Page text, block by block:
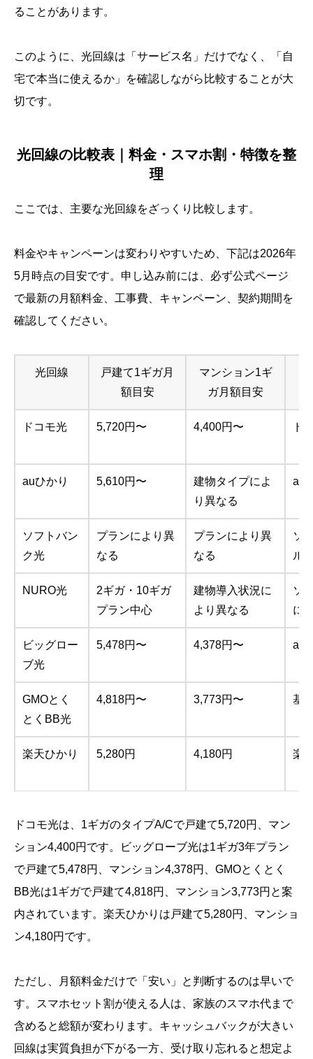
ることがあります。
このように、光回線は「サービス名」だけでなく、「自
宅で本当に使えるか」を確認しながら比較することが大
切です。
光回線の比較表｜料金・スマホ割・特徴を整
理
ここでは、主要な光回線をざっくり比較します。
料金やキャンペーンは変わりやすいため、下記は2026年
5月時点の目安です。申し込み前には、必ず公式ページ
で最新の月額料金、工事費、キャンペーン、契約期間を
確認してください。
光回線
戸建て1ギガ月
額目安
マンション1ギ
ガ月額目安
ドコモ光 5,720円〜 4,400円〜 ド
auひかり 5,610円〜
建物タイプによ
り異なる
au
ソフトバン
ク光
プランにより異
なる
プランにより異
なる
ソ
ル
NURO光
2ギガ・10ギガ
プラン中心
建物導入状況に
より異なる
ソ
に
ビッグロー
ブ光
5,478円〜 4,378円〜 au
GMOとく
とくBB光
4,818円〜 3,773円〜 基
楽天ひかり 5,280円 4,180円 楽
ドコモ光は、1ギガのタイプA/Cで戸建て5,720円、マン
ション4,400円です。ビッグローブ光は1ギガ3年プラン
で戸建て5,478円、マンション4,378円、GMOとくとく
BB光は1ギガで戸建て4,818円、マンション3,773円と案
内されています。楽天ひかりは戸建て5,280円、マンショ
ン4,180円です。
ただし、月額料金だけで「安い」と判断するのは早いで
す。スマホセット割が使える人は、家族のスマホ代まで
含めると総額が変わります。キャッシュバックが大きい
回線は実質負担が下がる一方、受け取り忘れると想定よ